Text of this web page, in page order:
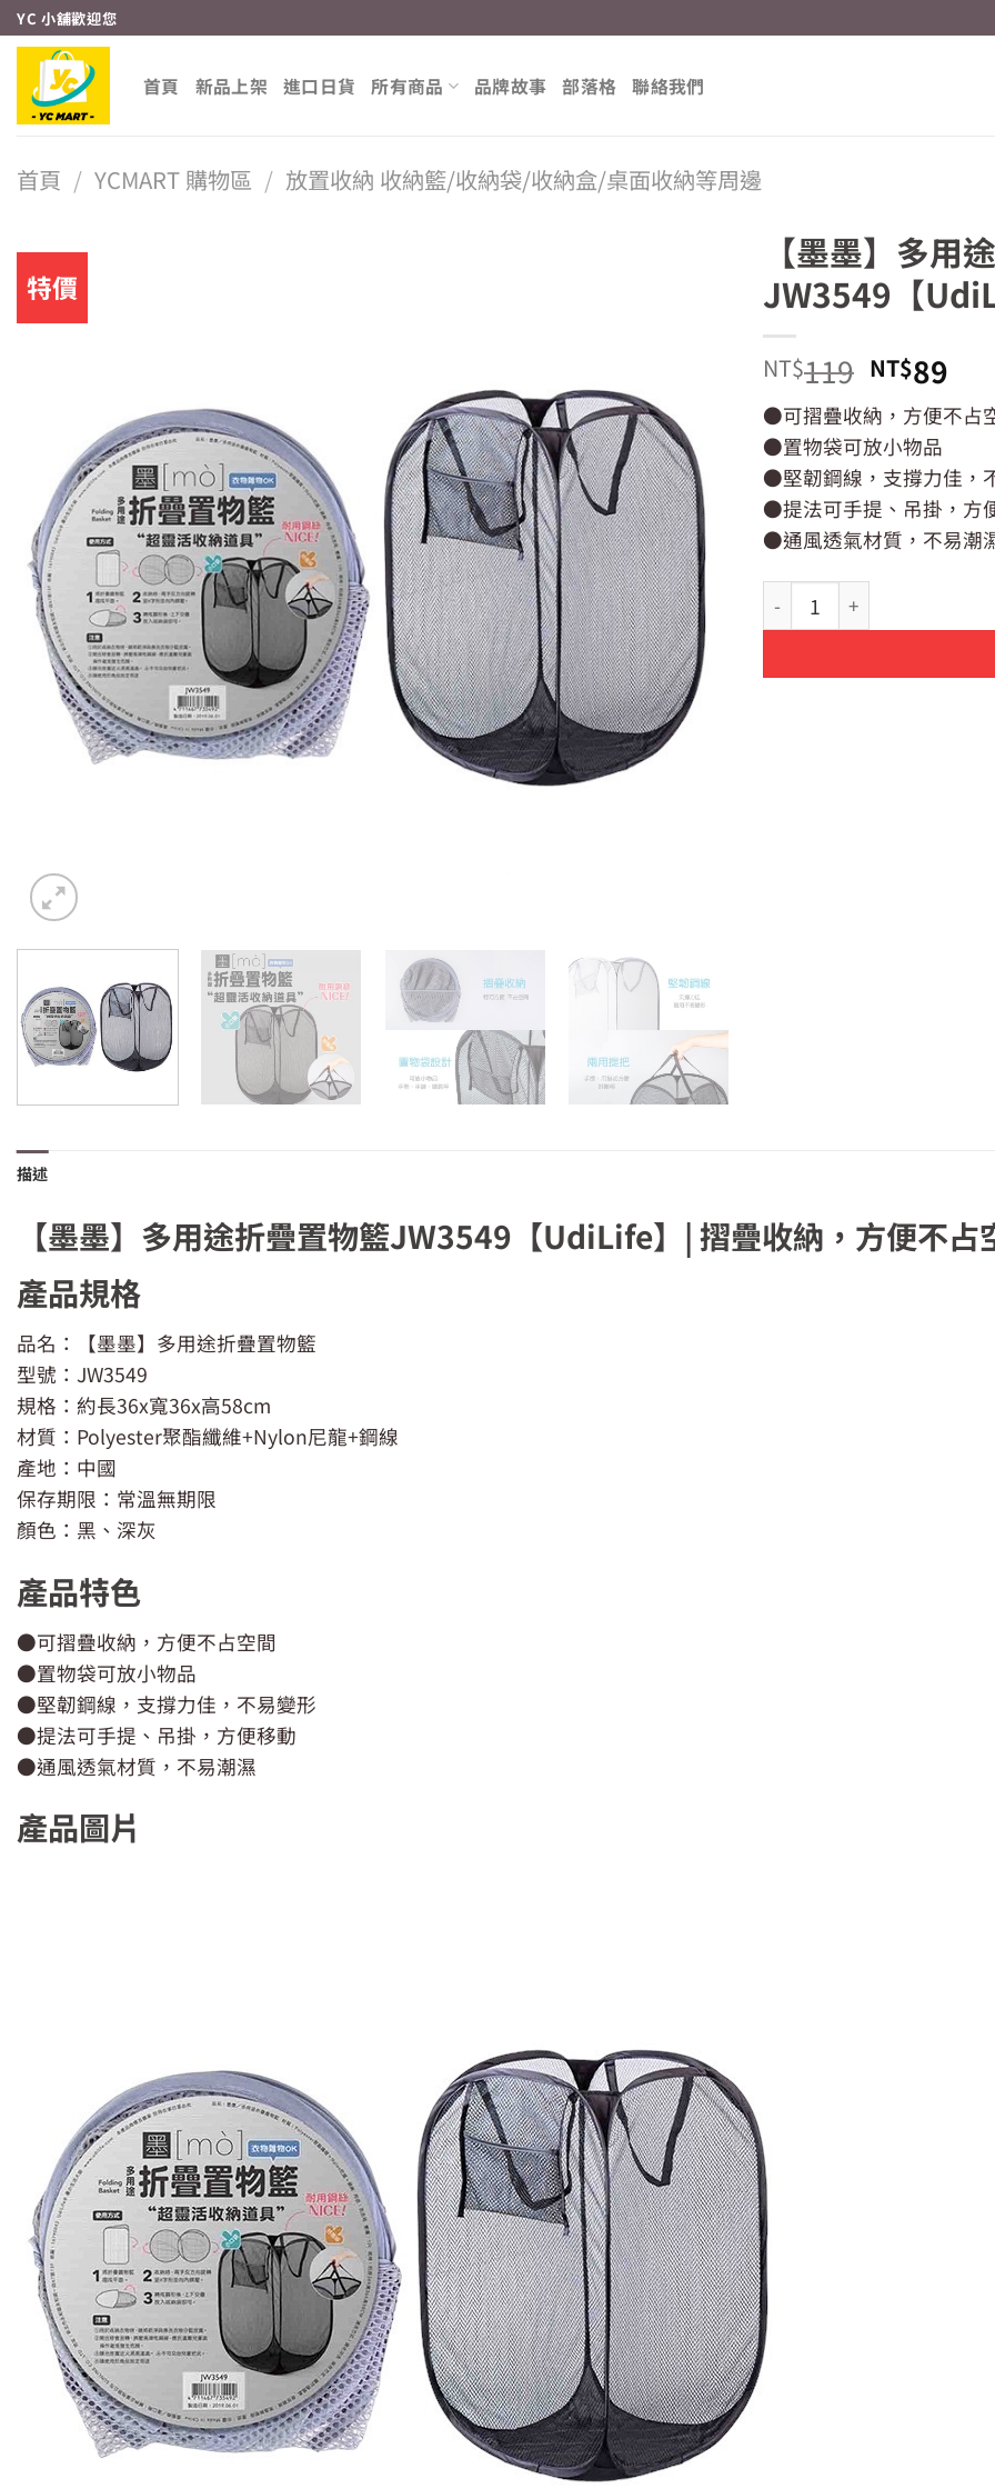
Skip
to
content
YC 小舖歡迎您
首頁 新品上架 進口日貨 所有商品 品牌故事 部落格 聯絡我們
首頁 / YCMART 購物區 / 放置收納 收納籃/收納袋/收納盒/桌面收納等周邊
特價
【墨墨】多用
JW3549【
NT$119 原
始
價
格：
NT$119
NT$89目
前
價
●可摺疊收納，方便不占
●置物袋可放小物品
●堅韌鋼線，支撐力佳，
●提法可手提、吊掛，方
●通風透氣材質，不易潮
【墨墨】多用途折疊置物
描述
【墨墨】多用途折疊置物籃JW3549【UdiLife】| 摺疊收納，方便不占
產品規格
品名：【墨墨】多用途折疊置物籃
型號：JW3549
規格：約長36x寬36x高58cm
材質：Polyester聚酯纖維+Nylon尼龍+鋼線
產地：中國
保存期限：常溫無期限
顏色：黑、深灰
產品特色
●可摺疊收納，方便不占空間
●置物袋可放小物品
●堅韌鋼線，支撐力佳，不易變形
●提法可手提、吊掛，方便移動
●通風透氣材質，不易潮濕
產品圖片